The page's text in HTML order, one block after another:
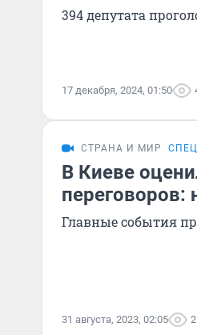
394 депутата
17 декабря, 2024, 01:50
СТРАНА И МИР
В Киеве
переговоров:
Главные события
31 августа, 2023, 02:05